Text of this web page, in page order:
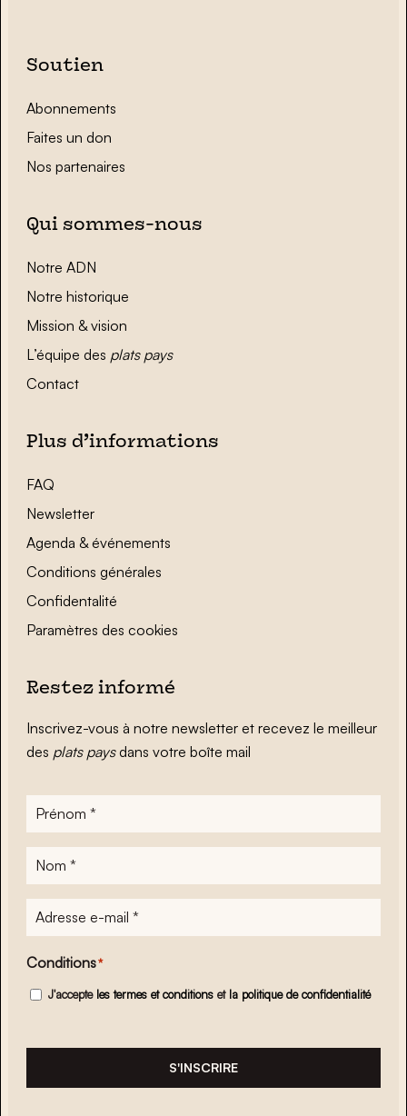
Soutien
Abonnements
Faites un don
Nos partenaires
Qui sommes-nous
Notre ADN
Notre historique
Mission & vision
L’équipe des plats pays
Contact
Plus d’informations
FAQ
Newsletter
Agenda & événements
Conditions générales
Confidentalité
Paramètres des cookies
Restez informé
Inscrivez-vous à notre newsletter et recevez le meilleur
des plats paysdans votre boîte mail
Prénom
Nom
Adresse
e-
mail*
Conditions*
J'accepte les termes et conditions et la politique de confidentialité
S'INSCRIRE